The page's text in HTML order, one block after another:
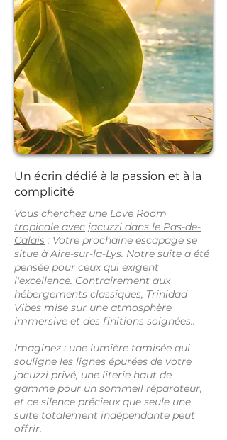
Un écrin dédié à la passion et à la
complicité
Vous cherchez une Love Room
tropicale avec jacuzzi dans le Pas-de-
Calais : Votre prochaine escapage se
situe à Aire-sur-la-Lys. Notre suite a été
pensée pour ceux qui exigent
l'excellence. Contrairement aux
hébergements classiques, Trinidad
Vibes mise sur une atmosphère
immersive et des finitions soignées..
Imaginez : une lumière tamisée qui
souligne les lignes épurées de votre
jacuzzi privé, une literie haut de
gamme pour un sommeil réparateur,
et ce silence précieux que seule une
suite totalement indépendante peut
offrir.